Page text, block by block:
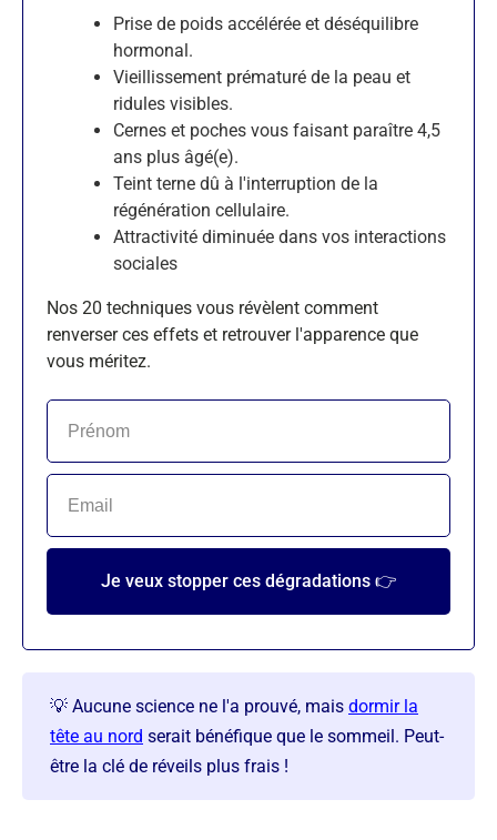
Prise de poids accélérée et déséquilibre
hormonal.
Vieillissement prématuré de la peau et
ridules visibles.
Cernes et poches vous faisant paraître 4,5
ans plus âgé(e).
Teint terne dû à l'interruption de la
régénération cellulaire.
Attractivité diminuée dans vos interactions
sociales
Nos 20 techniques vous révèlent comment
renverser ces effets et retrouver l'apparence que
vous méritez.
Je veux stopper ces dégradations 👉
💡 Aucune science ne l'a prouvé, mais dormir la
tête au nord serait bénéfique que le sommeil. Peut-
être la clé de réveils plus frais !